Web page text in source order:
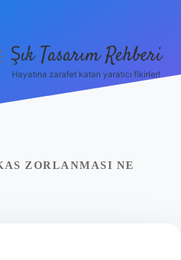
Şık Tasarım Rehberi
Hayatına zarafet katan yaratıcı fikirler!
ZORLANMASI NE